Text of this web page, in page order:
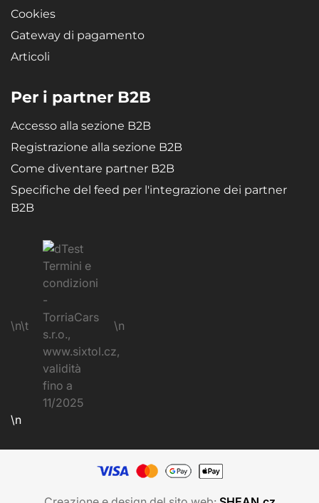
Cookies
Gateway di pagamento
Articoli
Per i partner B2B
Accesso alla sezione B2B
Registrazione alla sezione B2B
Come diventare partner B2B
Specifiche del feed per l'integrazione dei partner
B2B
\n\t \n
\n